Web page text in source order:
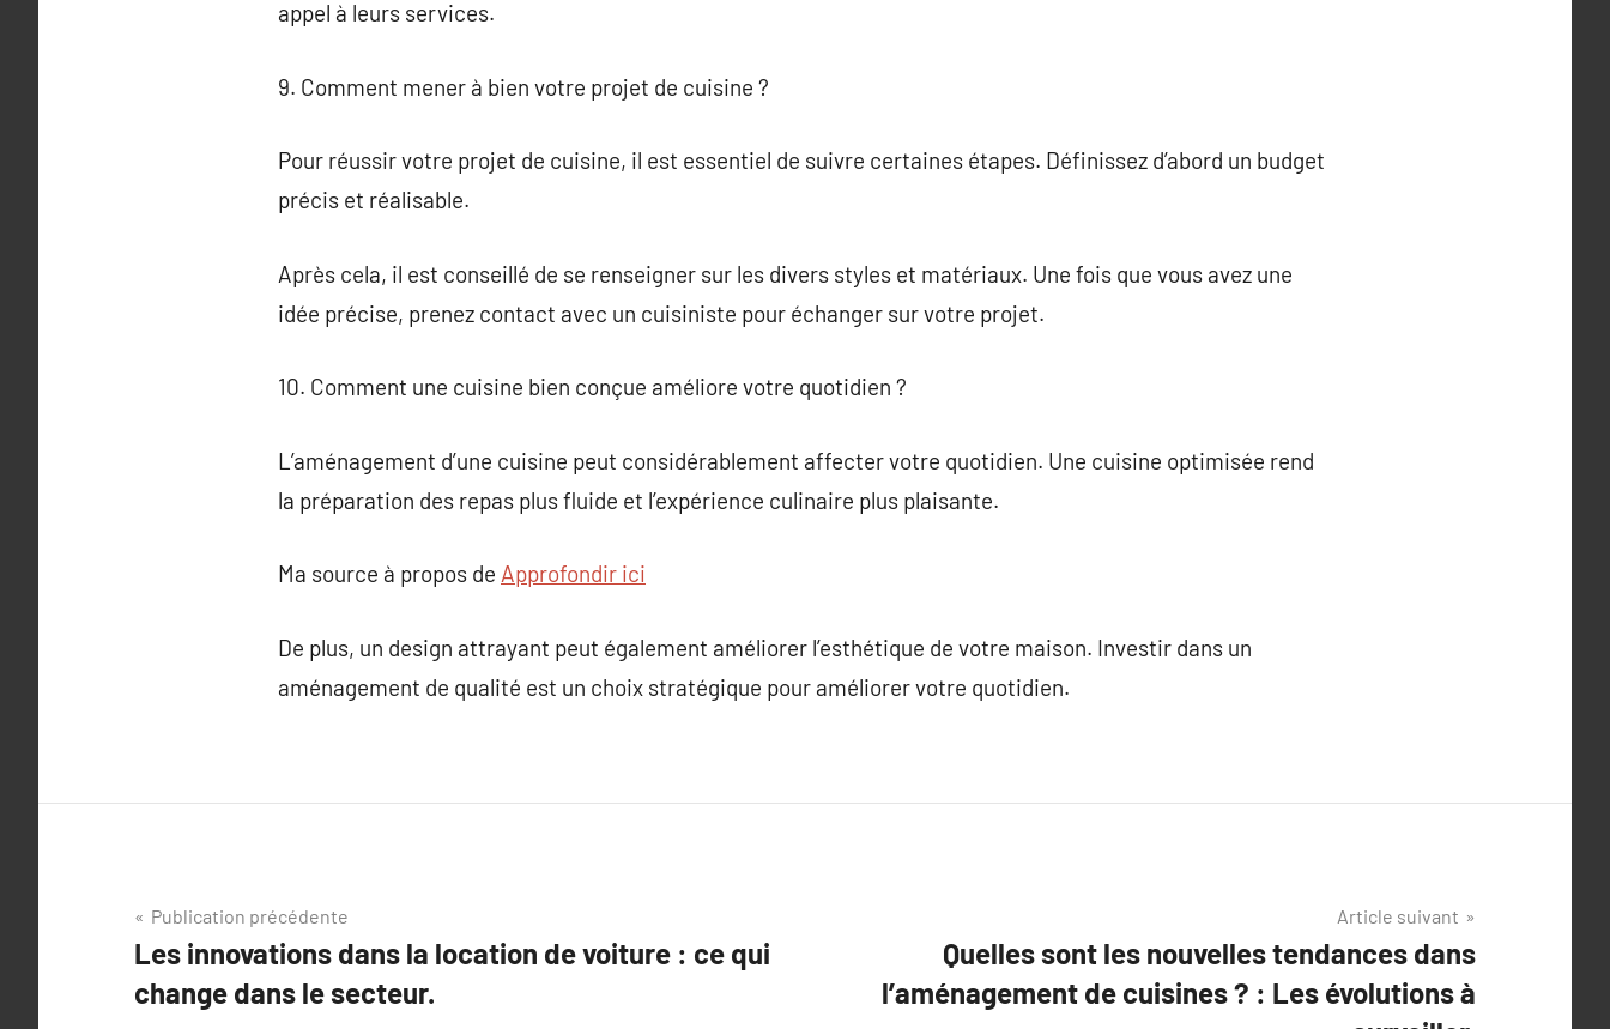
appel à leurs services.
9. Comment mener à bien votre projet de cuisine ?
Pour réussir votre projet de cuisine, il est essentiel de suivre certaines étapes. Définissez d’abord un budget
précis et réalisable.
Après cela, il est conseillé de se renseigner sur les divers styles et matériaux. Une fois que vous avez une
idée précise, prenez contact avec un cuisiniste pour échanger sur votre projet.
10. Comment une cuisine bien conçue améliore votre quotidien ?
L’aménagement d’une cuisine peut considérablement affecter votre quotidien. Une cuisine optimisée rend
la préparation des repas plus fluide et l’expérience culinaire plus plaisante.
Ma source à propos de Approfondir ici
De plus, un design attrayant peut également améliorer l’esthétique de votre maison. Investir dans un
aménagement de qualité est un choix stratégique pour améliorer votre quotidien.
Navigation
de
l’article
Publication précédente
Les innovations dans la location de voiture : ce qui
change dans le secteur.
Article suivant
Quelles sont les nouvelles tendances dans
l’aménagement de cuisines ? : Les évolutions à